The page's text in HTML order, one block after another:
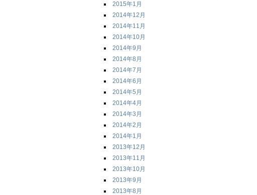
2015年1月
2014年12月
2014年11月
2014年10月
2014年9月
2014年8月
2014年7月
2014年6月
2014年5月
2014年4月
2014年3月
2014年2月
2014年1月
2013年12月
2013年11月
2013年10月
2013年9月
2013年8月